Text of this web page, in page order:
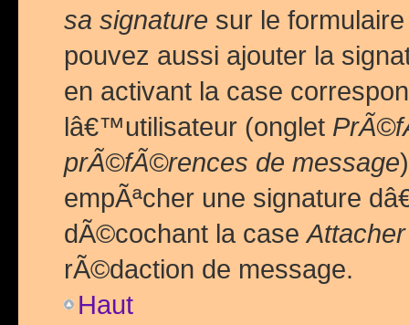
sa signature sur le
pouvez aussi ajouter la
en activant la case
lâ€™utilisateur (onglet
prÃ©fÃ©rences de message
empÃªcher une signature
dÃ©cochant la case
rÃ©daction de message.
Haut